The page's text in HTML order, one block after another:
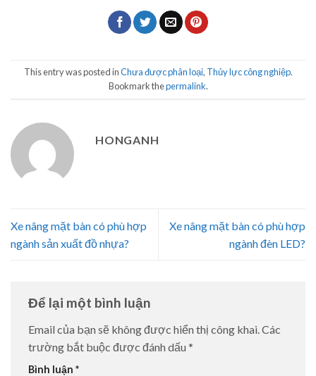
This entry was posted inChưa được phân loại, Thủy lực công nghiệp.
Bookmark thepermalink.
HONGANH
Xe nâng mặt bàn có phù hợp
ngành sản xuất đồ nhựa?
Xe nâng mặt bàn có phù hợp
ngành đèn LED?
Để lại một bình luận
Email của bạn sẽ không được hiển thị công khai.Các
trường bắt buộc được đánh dấu *
Bình luận *